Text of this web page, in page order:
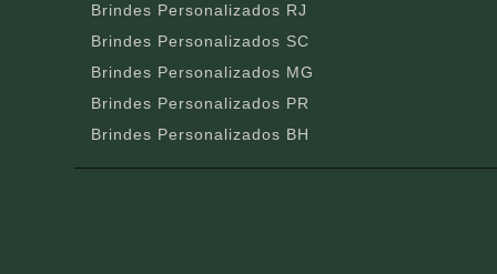
Brindes Personalizados RJ
Brindes Personalizados SC
Brindes Personalizados MG
Brindes Personalizados PR
Brindes Personalizados BH